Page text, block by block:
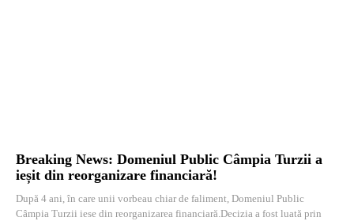
Breaking News: Domeniul Public Câmpia Turzii a
ieșit din reorganizare financiară!
După 4 ani, în care unii vorbeau chiar de faliment, Domeniul Public
Câmpia Turzii iese din reorganizarea financiară.Decizia a fost luată prin